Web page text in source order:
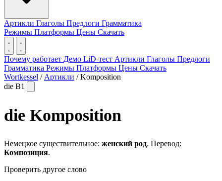
Артикли Глаголы Предлоги Грамматика
Режимы Платформы Цены Скачать
Почему работает Демо LiD-тест Артикли Глаголы Предлоги
Грамматика Режимы Платформы Цены Скачать
Wortkessel / Артикли / Komposition
die B1
die Komposition
Немецкое существительное: женский род. Перевод:
Композиция.
Проверить другое слово